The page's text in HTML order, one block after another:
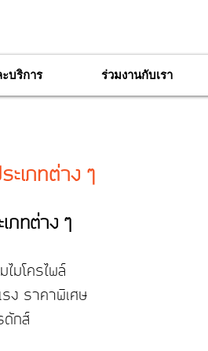
บริการ ร่วมงานกับเรา
เภทต่าง ๆ
ภทต่าง ๆ
มไมโครไพล์
ง ราคาพิเศษ
ดักส์